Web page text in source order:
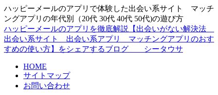
ハッピーメールのアプリで体験した出会い系サイト マッチ
ングアプリの年代別（20代 30代 40代 50代)の遊び方
ハッピーメールのアプリを徹底解説【出会いがない解決法
出会い系サイト 出会い系アプリ マッチングアプリのおす
すめの使い方】をシェアするブログ シータウサ
HOME
サイトマップ
お問い合わせ